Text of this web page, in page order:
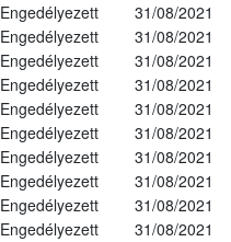
Engedélyezett
31/08/2021
Engedélyezett
31/08/2021
Engedélyezett
31/08/2021
Engedélyezett
31/08/2021
Engedélyezett
31/08/2021
Engedélyezett
31/08/2021
Engedélyezett
31/08/2021
Engedélyezett
31/08/2021
Engedélyezett
31/08/2021
Engedélyezett
31/08/2021